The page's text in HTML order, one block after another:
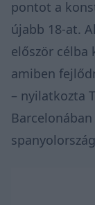
pontot a
újabb 18-at.
először célba
amiben
– nyilatkozta